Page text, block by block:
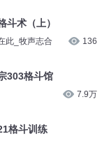
斗术（上）
此_牧声志合 136
303格斗馆
7.9万
格斗训练